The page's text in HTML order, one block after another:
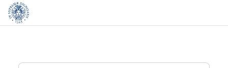
Zum Hauptinhalt